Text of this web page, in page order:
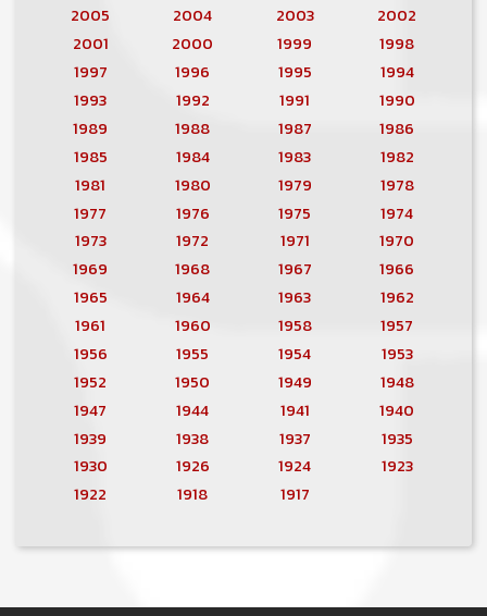
2005
2004 2003
2002
2001
2000 1999
1998
1997
1996 1995
1994
1993
1992 1991
1990
1989
1988 1987
1986
1985
1984 1983
1982
1981
1980 1979
1978
1977
1976 1975
1974
1973
1972 1971
1970
1969
1968 1967
1966
1965
1964 1963
1962
1961
1960 1958
1957
1956
1955 1954
1953
1952
1950 1949
1948
1947
1944 1941
1940
1939
1938 1937
1935
1930
1926 1924
1923
1922
1918 1917